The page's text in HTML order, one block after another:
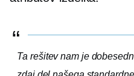
Ta rešitev nam je